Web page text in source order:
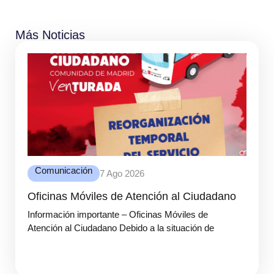
Más Noticias
Comunicación 7 Ago 2026
Oficinas Móviles de Atención al Ciudadano
Información importante – Oficinas Móviles de
Atención al Ciudadano Debido a la situación de